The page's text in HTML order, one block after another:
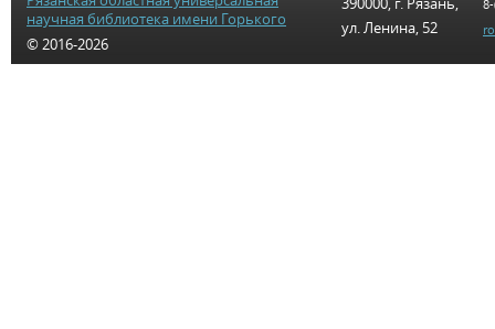
научная библиотека имени Горького
© 2016-2026
ул. Ленина, 52